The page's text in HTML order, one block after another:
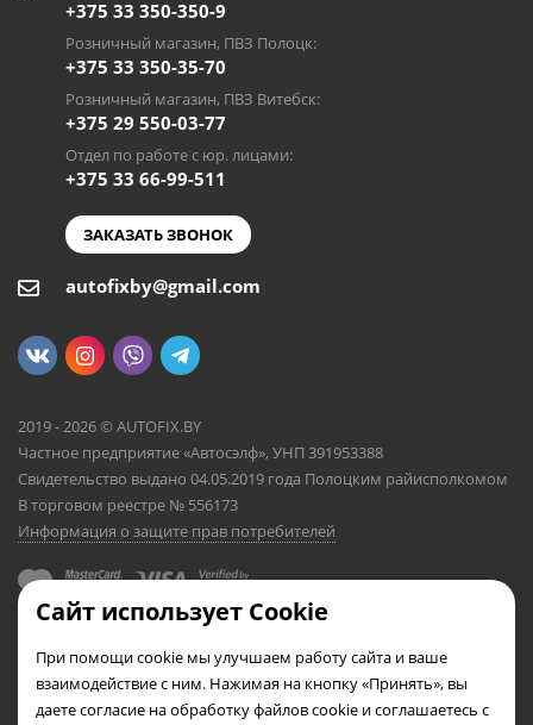
+375 33 350-350-9
Розничный магазин, ПВЗ Полоцк:
+375 33 350-35-70
Розничный магазин, ПВЗ Витебск:
+375 29 550-03-77
Отдел по работе с юр. лицами:
+375 33 66-99-511
ЗАКАЗАТЬ ЗВОНОК
autofixby@gmail.com
2019 - 2026 © AUTOFIX.BY
Частное предприятие «Автосэлф», УНП 391953388
Свидетельство выдано 04.05.2019 года Полоцким райисполкомом
В торговом реестре № 556173
Информация о защите прав потребителей
Сайт использует Cookie
При помощи cookie мы улучшаем работу сайта и ваше
взаимодействие с ним. Нажимая на кнопку «Принять», вы
даете согласие на обработку файлов cookie и соглашаетесь с